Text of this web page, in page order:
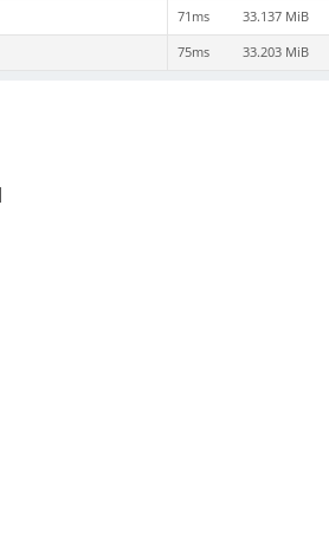
71ms 33.137 MiB
75ms 33.203 MiB